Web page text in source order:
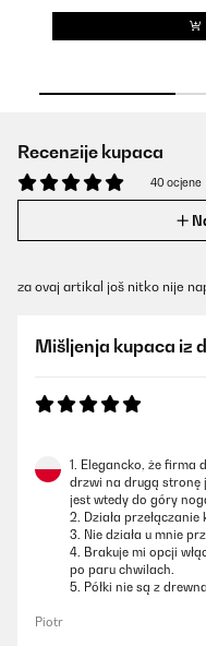
Recenzije kupaca
40 ocjene
za ovaj artikal još nitko nije
Mišljenja kupaca iz
1. Elegancko, że firma
drzwi na drugą stronę
jest wtedy do góry
2. Działa
3. Nie działa u mnie
4. Brakuje mi opcji
po paru chwilach.
5. Półki nie są z
Piotr